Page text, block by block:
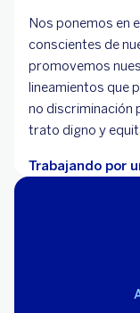
Nos ponemos en
conscientes de
promovemos
lineamientos que
no discriminación
trato digno y
Trabajando por